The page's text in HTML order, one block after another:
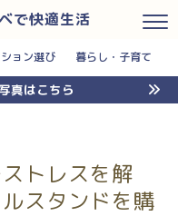
で快適生活
ョン選び 暮らし・子育て
真はこちら
トレスを解
スタンドを購